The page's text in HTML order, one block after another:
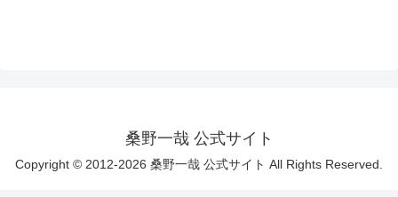
桑野一哉 公式サイト
Copyright © 2012-2026 桑野一哉 公式サイト All Rights Reserved.